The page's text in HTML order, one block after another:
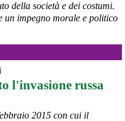
della società e dei costumi.
un impegno morale e politico
l'invasione russa
2015 con cui il